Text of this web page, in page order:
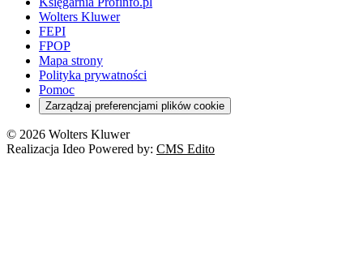
Wolters Kluwer
FEPI
FPOP
Mapa strony
Polityka prywatności
Pomoc
Zarządzaj preferencjami plików cookie
© 2026 Wolters Kluwer
Realizacja Ideo Powered by: CMS Edito